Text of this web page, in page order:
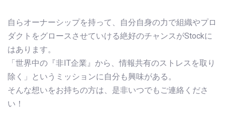
自らオーナーシップを持って、自分自身の力で組織やプロ
ダクトをグロースさせていける絶好のチャンスがStockに
はあります。
「世界中の『非IT企業』から、情報共有のストレスを取り
除く」というミッションに自分も興味がある。
そんな想いをお持ちの方は、是非いつでもご連絡くださ
い！